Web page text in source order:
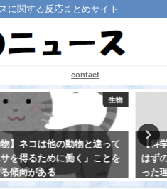
に関する反応まとめサイト
contact
医療・健康
【科学史】「ワクチン」を作った
はずの野口英世が黄熱病で亡くな
った理由